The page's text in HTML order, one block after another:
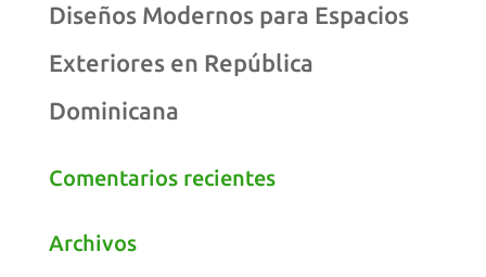
Diseños Modernos para Espacios
Exteriores en República
Dominicana
Comentarios recientes
Archivos